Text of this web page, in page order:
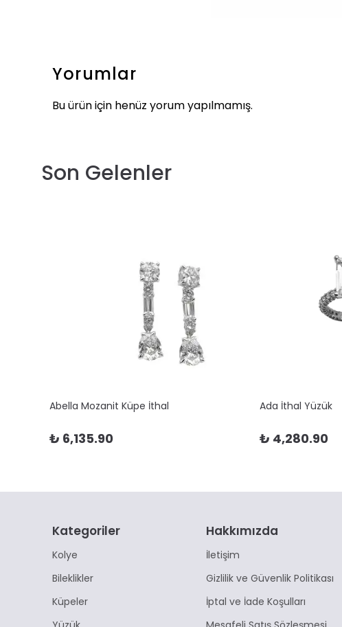
Yorumlar
Bu ürün için henüz yorum yapılmamış.
Son Gelenler
Abella Mozanit Küpe İthal
₺ 6,135.90
Ada İthal Yüzük
₺ 4,280.90
Kategoriler
Kolye
Bileklikler
Küpeler
Hakkımızda
İletişim
Gizlilik ve Güvenlik Politikası
İptal ve İade Koşulları